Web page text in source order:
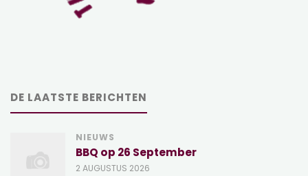
DE LAATSTE BERICHTEN
NIEUWS
BBQ op 26 September
2 AUGUSTUS 2026